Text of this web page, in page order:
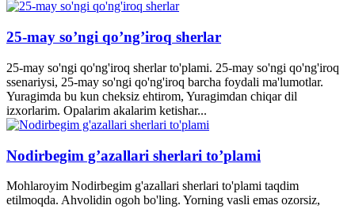
25-may so’ngi qo’ng’iroq sherlar
25-may so'ngi qo'ng'iroq sherlar to'plami. 25-may so'ngi qo'ng'iroq
ssenariysi, 25-may so'ngi qo'ng'iroq barcha foydali ma'lumotlar.
Yuragimda bu kun cheksiz ehtirom, Yuragimdan chiqar dil
izxorlarim. Opalarim akalarim ketishar...
Nodirbegim g’azallari sherlari to’plami
Mohlaroyim Nodirbegim g'azallari sherlari to'plami taqdim
etilmoqda. Ahvolidin ogoh bo'ling. Yorning vasli emas ozorsiz,